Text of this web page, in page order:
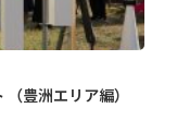
豊洲エリア編）